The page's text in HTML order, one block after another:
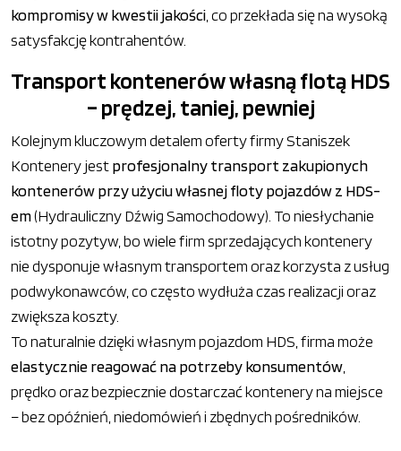
kompromisy w kwestii jakości , co przekłada się na wysoką
satysfakcję kontrahentów.
Transport kontenerów własną flotą HDS
– prędzej, taniej, pewniej
Kolejnym kluczowym detalem oferty firmy Staniszek
Kontenery jestprofesjonalny transport zakupionych
kontenerów przy użyciu własnej floty pojazdów z HDS-
em(Hydrauliczny Dźwig Samochodowy). To niesłychanie
istotny pozytyw, bo wiele firm sprzedających kontenery
nie dysponuje własnym transportem oraz korzysta z usług
podwykonawców, co często wydłuża czas realizacji oraz
zwiększa koszty.
To naturalnie dzięki własnym pojazdom HDS, firma może
elastycznie reagować na potrzeby konsumentów
prędko oraz bezpiecznie dostarczać kontenery na miejsce
– bez opóźnień, niedomówień i zbędnych pośredników.